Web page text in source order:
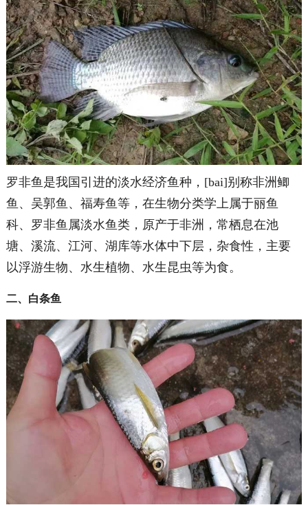
罗非鱼是我国引进的淡水经济鱼种，[bai]别称非洲鲫
鱼、吴郭鱼、福寿鱼等，在生物分类学上属于丽鱼
科、罗非鱼属淡水鱼类，原产于非洲，常栖息在池
塘、溪流、江河、湖库等水体中下层，杂食性，主要
以浮游生物、水生植物、水生昆虫等为食。
二、白条鱼